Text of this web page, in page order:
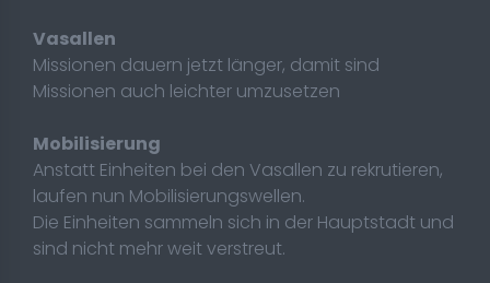
Vasallen
Missionen dauern jetzt länger, damit sind
Missionen auch leichter umzusetzen
Mobilisierung
Anstatt Einheiten bei den Vasallen zu rekrutieren,
laufen nun Mobilisierungswellen.
Die Einheiten sammeln sich in der Hauptstadt und
sind nicht mehr weit verstreut.